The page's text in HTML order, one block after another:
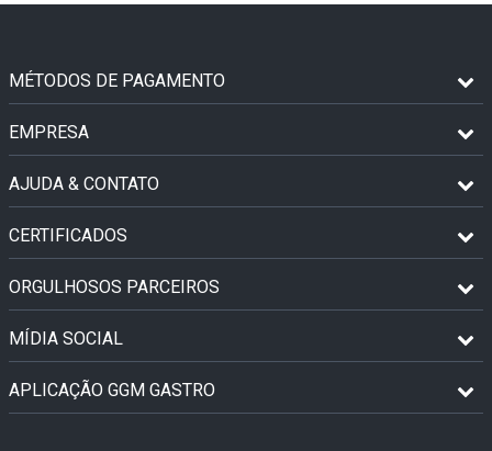
MÉTODOS DE PAGAMENTO
EMPRESA
AJUDA & CONTATO
CERTIFICADOS
ORGULHOSOS PARCEIROS
MÍDIA SOCIAL
APLICAÇÃO GGM GASTRO